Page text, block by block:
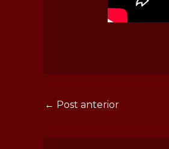
← Post anterior